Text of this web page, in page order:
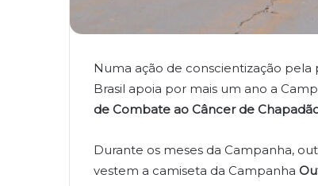
Numa ação de conscientização
Brasil apoia por mais um ano a
de Combate ao Câncer de
Durante os meses da Campanha,
vestem a camiseta da Campanha